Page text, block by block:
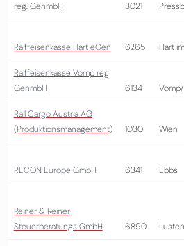
reg. GenmbH
3021
Raiffeisenkasse Hart eGen 6265 Hart
Raiffeisenkasse Vomp reg
GenmbH
6134
Rail Cargo Austria AG
(Produktionsmanagement)
1030 Wien
RECON Europe GmbH 6341 Ebbs
Reiner & Reiner
Steuerberatungs GmbH
6890